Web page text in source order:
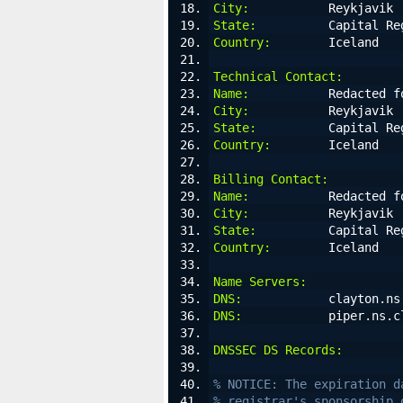
City:
           Reykjavik
State:
Capital
Country:
        Iceland
Technical Contact:
Name:
Redacted
City:
           Reykjavik
State:
Capital
Country:
        Iceland
Billing Contact:
Name:
Redacted
City:
           Reykjavik
State:
Capital
Country:
        Iceland
Name Servers:
DNS:
DNS:
DNSSEC DS Records:
% NOTICE: The